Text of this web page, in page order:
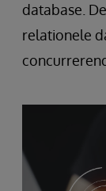
database.
relationele